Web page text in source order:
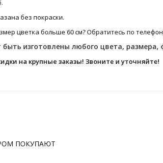
без покраски.
цветка больше 60 см? Обратитесь по
быть изготовлены любого цвета, размера,
на крупные заказы! Звоните и уточняйте!
ПОКУПАЮТ